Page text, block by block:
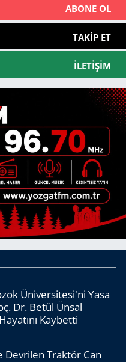
ABONE OL
TAKIP ET
İLETIŞIM
Üniversitesi'ni Yasa
Dr. Betül Ünsal
Kaybetti
Devrilen Traktör Can